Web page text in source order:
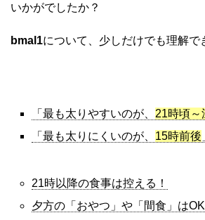
いかがでしたか？
bmal1について、少しだけでも理解で
「最も太りやすいのが、 21時頃～
「最も太りにくいのが、 15時前後
21時以降の食事は控える！
夕方の「おやつ」や「間食」はOK